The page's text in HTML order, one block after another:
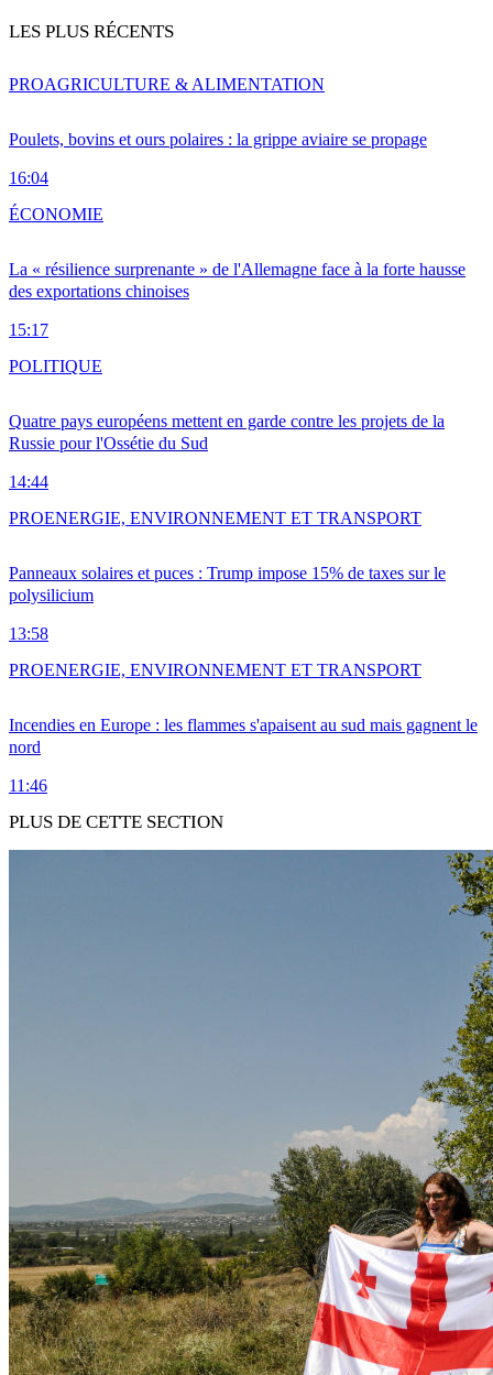
LES PLUS RÉCENTS
Poulets, bovins et ours polaires : la grippe aviaire se propage
16:04
PROAGRICULTURE & ALIMENTATION
La « résilience surprenante » de l'Allemagne face à la forte hausse
des exportations chinoises
15:17
ÉCONOMIE
Quatre pays européens mettent en garde contre les projets de la
Russie pour l'Ossétie du Sud
14:44
POLITIQUE
Panneaux solaires et puces : Trump impose 15% de taxes sur le
polysilicium
13:58
PROENERGIE, ENVIRONNEMENT ET TRANSPORT
Incendies en Europe : les flammes s'apaisent au sud mais gagnent le
nord
11:46
PROENERGIE, ENVIRONNEMENT ET TRANSPORT
PLUS DE CETTE SECTION